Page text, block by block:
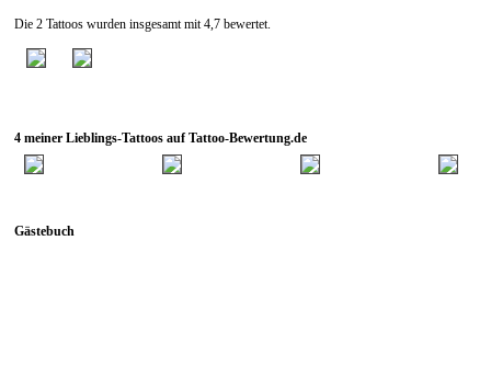
Die 2 Tattoos wurden insgesamt mit 4,7 bewertet.
4 meiner Lieblings-Tattoos auf Tattoo-Bewertung.de
Gästebuch